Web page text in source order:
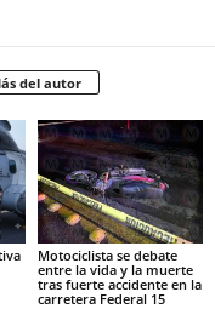
del autor
Motociclista se debate
entre la vida y la muerte
tras fuerte accidente en la
carretera Federal 15